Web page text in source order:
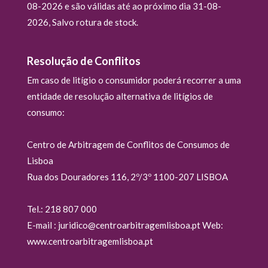
08-2026 e são válidas até ao próximo dia 31-08-
2026, Salvo rotura de stock.
Resolução de Conflitos
Em caso de litígio o consumidor poderá recorrer a uma
entidade de resolução alternativa de litígios de
consumo:
Centro de Arbitragem de Conflitos de Consumos de
Lisboa
Rua dos Douradores 116, 2º/3º 1100-207 LISBOA
Tel.: 218 807 000
E-mail : juridico@centroarbitragemlisboa.pt Web:
www.centroarbitragemlisboa.pt